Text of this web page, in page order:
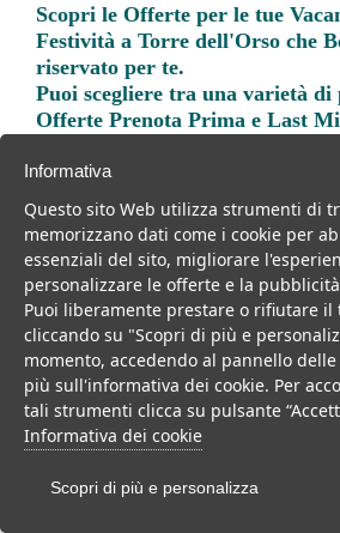
Scopri leOfferte per le tue
Festività a Torre dell'Orso che
riservato per te.
Puoi scegliere tra una varietà di
Offerte Prenota Prima e Last
Trova la soluzione migliore per
vacanza.
Noi di belsalento.it abbiamo selezionato
migliori servizi, le migliori offerte per il
Informativa
Questo sito Web utilizza strumenti di
memorizzano dati come i cookie per
essenziali del sito, migliorare
personalizzare le offerte e la
Puoi liberamente prestare o rifiutare il
cliccando su "Scopri di più e
momento, accedendo al pannello
più sull'informativa dei cookie. Per
tali strumenti clicca su pulsante
Informativa dei cookie
Scopri di più e personalizza